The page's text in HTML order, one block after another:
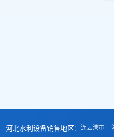
河北水利设备销售地区： 连云港市